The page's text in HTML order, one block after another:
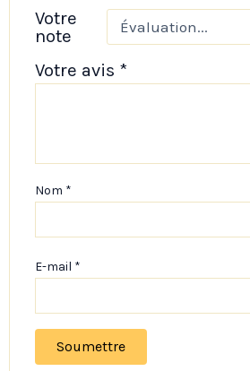
Votre
note
Votre avis *
Nom *
E-mail *